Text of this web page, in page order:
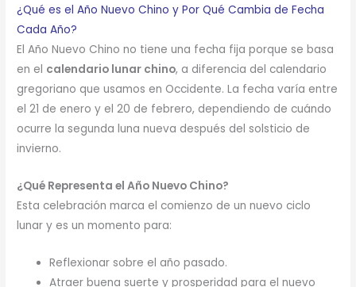
¿Qué es el Año Nuevo Chino y Por Qué Cambia de Fecha
Cada Año?
El Año Nuevo Chino no tiene una fecha fija porque se basa
en el calendario lunar chino, a diferencia del calendario
gregoriano que usamos en Occidente. La fecha varía entre
el 21 de enero y el 20 de febrero, dependiendo de cuándo
ocurre la segunda luna nueva después del solsticio de
invierno.
¿Qué Representa el Año Nuevo Chino?
Esta celebración marca el comienzo de un nuevo ciclo
lunar y es un momento para:
Reflexionar sobre el año pasado.
Atraer buena suerte y prosperidad para el nuevo